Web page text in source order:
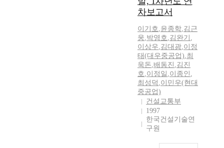
차보고서
이기호,윤종학,김근
웅,박영호,김완기 ,
이상우,김대광,이정
태(대우중공업),최
욱돈,배동진 ,김진
호,이정일 ,이종인 ,
최성덕 ,이민우(현대
중공업)
건설교통부
1997
한국건설기술연
구원